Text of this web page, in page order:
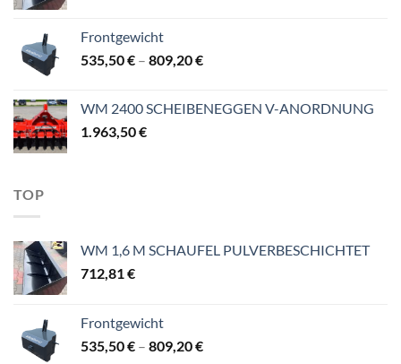
Frontgewicht
535,50€ – 809,20€Preisspanne:
809,20 €
WM 2400 SCHEIBENEGGEN V-ANORDNUNG
1.963,50€
TOP
WM 1,6 M SCHAUFEL PULVERBESCHICHTET
712,81 €
Frontgewicht
535,50€ – 809,20€Preisspanne: